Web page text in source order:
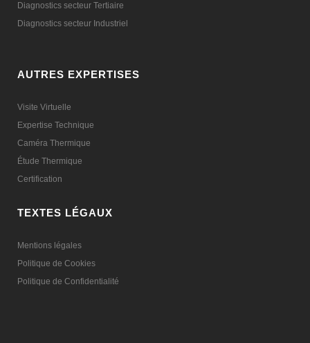
Diagnostics secteur Tertiaire
Diagnostics secteur Industriel
AUTRES EXPERTISES
Visite Virtuelle
Expertise Technique
Caméra Thermique
Étude Thermique
Certification
TEXTES LÉGAUX
Mentions légales
Politique de Cookies
Politique de Confidentialité